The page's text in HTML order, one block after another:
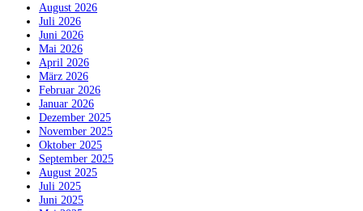
August 2026
Juli 2026
Juni 2026
Mai 2026
April 2026
März 2026
Februar 2026
Januar 2026
Dezember 2025
November 2025
Oktober 2025
September 2025
August 2025
Juli 2025
Juni 2025